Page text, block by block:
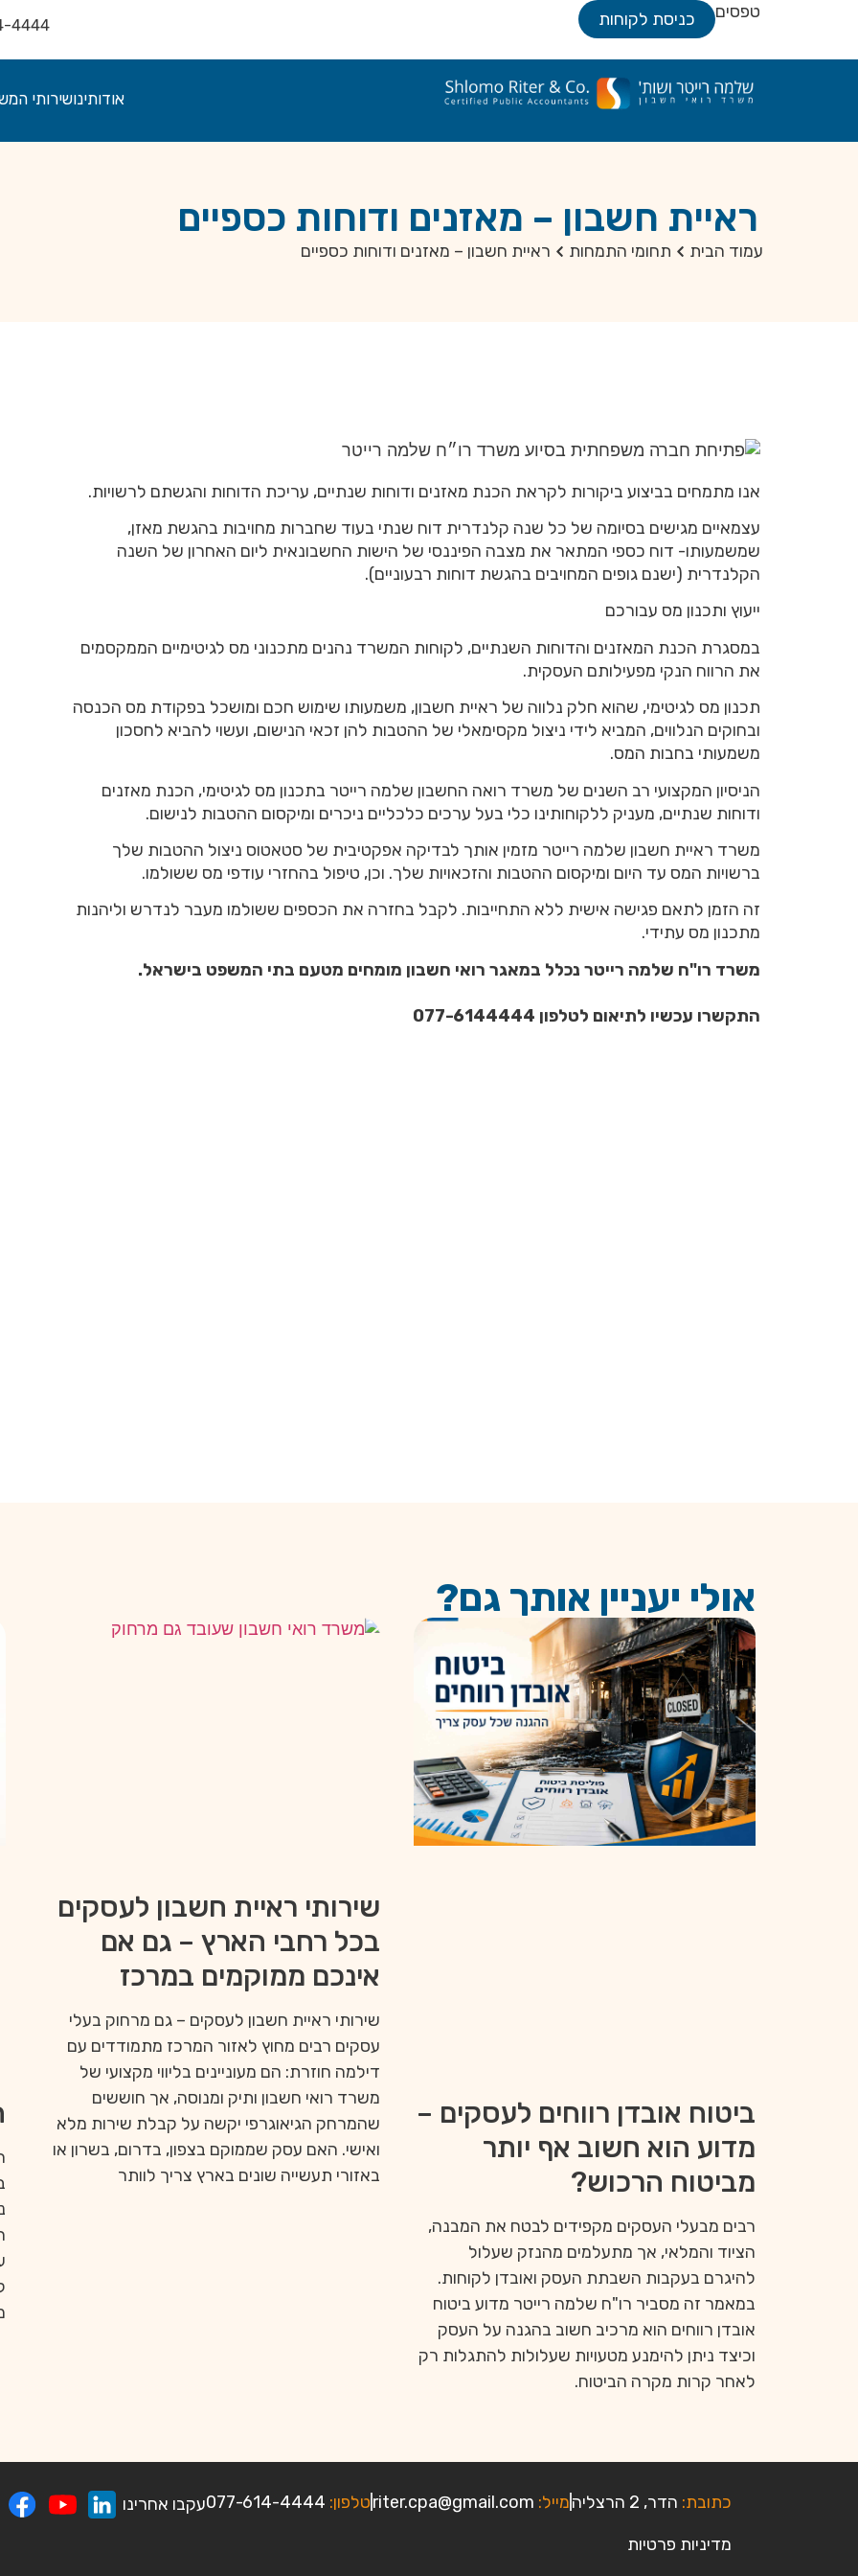
טפסים כניסת לקוחות 4444
אודותינושירותי
ראיית חשבון – מאזנים ודוחות כספיים
עמוד הבית תחומי התמחות ראיית חשבון – מאזנים ודוחות כספיים
אנו מתמחים בביצוע ביקורות לקראת הכנת מאזנים ודוחות שנתיים, עריכת הדוחות והגשתם לרשויות.
עצמאיים מגישים בסיומה של כל שנה קלנדרית דוח שנתי בעוד שחברות מחויבות בהגשת מאזן,
שמשמעותו- דוח כספי המתאר את מצבה הפיננסי של הישות החשבונאית ליום האחרון של השנה
הקלנדרית (ישנם גופים המחויבים בהגשת דוחות רבעוניים).
ייעוץ ותכנון מס עבורכם
במסגרת הכנת המאזנים והדוחות השנתיים, לקוחות המשרד נהנים מתכנוני מס לגיטימיים הממקסמים
את הרווח הנקי מפעילותם העסקית.
תכנון מס לגיטימי, שהוא חלק נלווה של ראיית חשבון, משמעותו שימוש חכם ומושכל בפקודת מס הכנסה
ובחוקים הנלווים, המביא לידי ניצול מקסימאלי של ההטבות להן זכאי הנישום, ועשוי להביא לחסכון
משמעותי בחבות המס.
הניסיון המקצועי רב השנים של משרד רואה החשבון שלמה רייטר בתכנון מס לגיטימי, הכנת מאזנים
ודוחות שנתיים, מעניק ללקוחותינו כלי בעל ערכים כלכליים ניכרים ומיקסום ההטבות לנישום.
משרד ראיית חשבון שלמה רייטר מזמין אותך לבדיקה אפקטיבית של סטאטוס ניצול ההטבות שלך
ברשויות המס עד היום ומיקסום ההטבות והזכאויות שלך. וכן, טיפול בהחזרי עודפי מס ששולמו.
זה הזמן לתאם פגישה אישית ללא התחייבות. לקבל בחזרה את הכספים ששולמו מעבר לנדרש וליהנות
מתכנון מס עתידי.
משרד רו"ח שלמה רייטר נכלל במאגר רואי חשבון מומחים מטעם בתי המשפט בישראל.
התקשרו עכשיו לתיאום לטלפון 077-6144444
אולי יעניין אותך גם?
ביטוח אובדן רווחים לעסקים –
מדוע הוא חשוב אף יותר
מביטוח הרכוש?
רבים מבעלי העסקים מקפידים לבטח את המבנה,
הציוד והמלאי, אך מתעלמים מהנזק שעלול
להיגרם בעקבות השבתת העסק ואובדן לקוחות.
במאמר זה מסביר רו"ח שלמה רייטר מדוע ביטוח
אובדן רווחים הוא מרכיב חשוב בהגנה על העסק
וכיצד ניתן להימנע מטעויות שעלולות להתגלות רק
לאחר קרות מקרה הביטוח.
שירותי ראיית חשבון לעסקים
בכל רחבי הארץ – גם אם
אינכם ממוקמים במרכז
שירותי ראיית חשבון לעסקים – גם מרחוק בעלי
עסקים רבים מחוץ לאזור המרכז מתמודדים עם
דילמה חוזרת: הם מעוניינים בליווי מקצועי של
משרד רואי חשבון ותיק ומנוסה, אך חוששים
שהמרחק הגיאוגרפי יקשה על קבלת שירות מלא
ואישי. האם עסק שממוקם בצפון, בדרום, בשרון או
באזורי תעשייה שונים בארץ צריך לוותר
כתובת: הדר, 2 הרצליה מייל: טלפון:
עקבו אחרינו
מדיניות פרטיות